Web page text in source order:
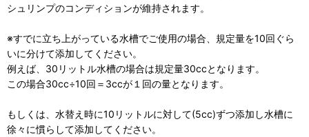
シュリンプのコンディションが維持されます。
※すでに立ち上がっている水槽でご使用の場合、規定量を10回ぐら
いに分けて添加してください。
例えば、30リットル水槽の場合は規定量30ccとなります。
この場合30cc÷10回＝3ccが１回の量となります。
もしくは、水替え時に10リットルに対して(5cc)ずつ添加し水槽に
徐々に慣らして添加してください。